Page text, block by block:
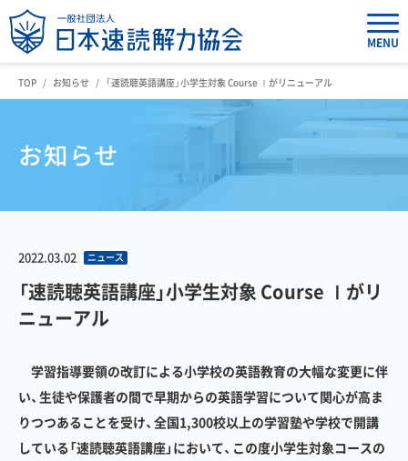
MENU
TOP お知らせ 「速読聴英語講座」小学生対象 Course Ⅰがリニューアル
お知らせ
2022.03.02 ニュース
「速読聴英語講座」小学生対象 Course Ⅰがリ
ニューアル
学習指導要領の改訂による小学校の英語教育の大幅な変更に伴
い、生徒や保護者の間で早期からの英語学習について関心が高ま
りつつあることを受け、全国1,300校以上の学習塾や学校で開講
している「速読聴英語講座」において、この度小学生対象コースの